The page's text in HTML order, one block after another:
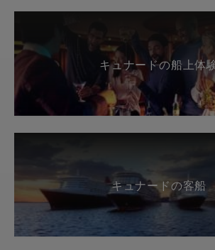
キュナードの船上体
キュナードの客船